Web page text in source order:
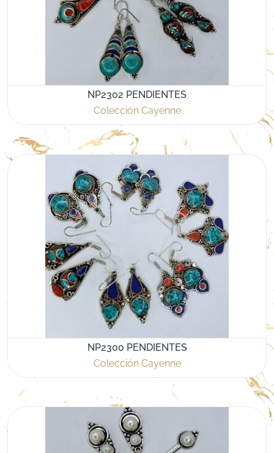
NP2302 PENDIENTES
Colección Cayenne
NP2300 PENDIENTES
Colección Cayenne